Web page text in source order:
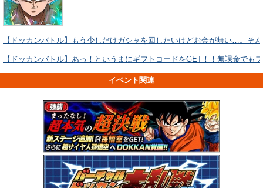
【ドッカンバトル】もう少しだけガシャを回したいけどお金が無い…。そ
【ドッカンバトル】あっ！というまにギフトコードをGET！！無課金でも
イベント関連